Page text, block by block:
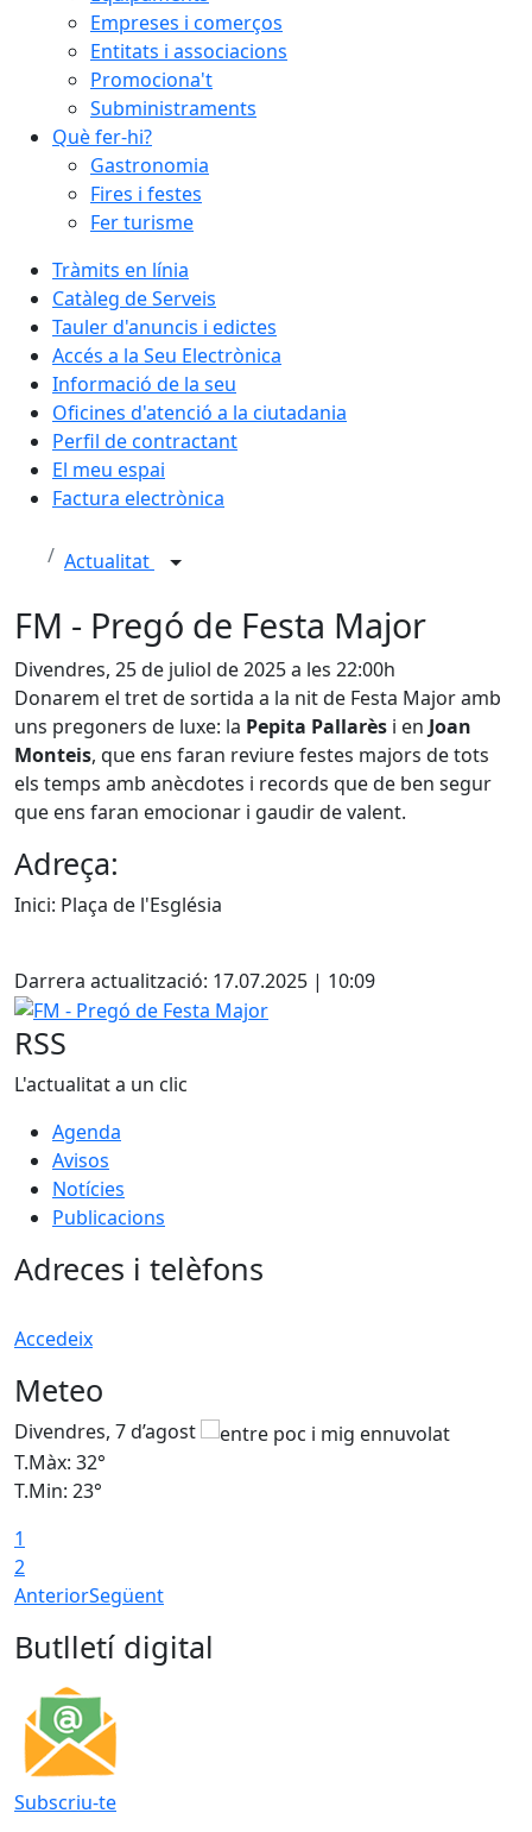
Empreses i comerços
Entitats i associacions
Promociona't
Subministraments
Què fer-hi?
Gastronomia
Fires i festes
Fer turisme
Tràmits en línia
Catàleg de Serveis
Tauler d'anuncis i edictes
Accés a la Seu Electrònica
Informació de la seu
Oficines d'atenció a la ciutadania
Perfil de contractant
El meu espai
Factura electrònica
Actualitat
FM - Pregó de Festa Major
Divendres, 25 de juliol de 2025 a les 22:00h
Donarem el tret de sortida a la nit de Festa Major amb
uns pregoners de luxe: la Pepita Pallarès i en Joan
Monteis, que ens faran reviure festes majors de tots
els temps amb anècdotes i records que de ben segur
que ens faran emocionar i gaudir de valent.
Adreça:
Inici: Plaça de l'Església
Darrera actualització: 17.07.2025 | 10:09
FM - Pregó de Festa Major
RSS
L'actualitat a un clic
Agenda
Avisos
Notícies
Publicacions
Adreces i telèfons
Accedeix
Meteo
Divendres, 7 d’agost
T.Màx: 32°
T.Min: 23°
1
2
AnteriorSegüent
Butlletí digital
Subscriu-te